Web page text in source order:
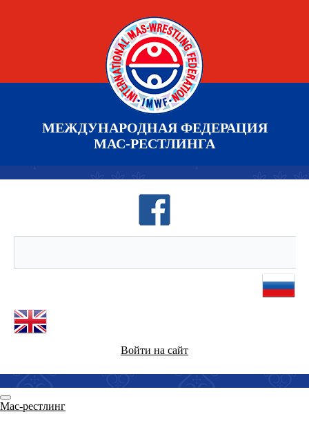
МЕЖДУНАРОДНАЯ ФЕДЕРАЦИЯ
МАС-РЕСТЛИНГА
Войти на сайт
Мас-рестлинг